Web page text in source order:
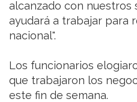
alcanzado con nuestros
ayudará a trabajar para
nacional".
Los funcionarios
que trabajaron los
este fin de semana.